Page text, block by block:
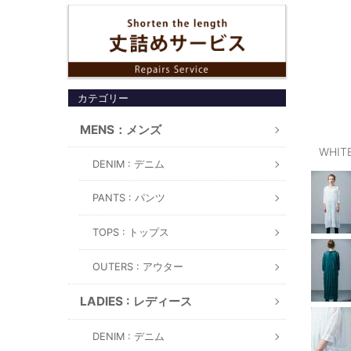
カテゴリー
MENS：メンズ
DENIM : デニム
PANTS : パンツ
TOPS : トップス
OUTERS : アウター
LADIES : レディース
DENIM : デニム